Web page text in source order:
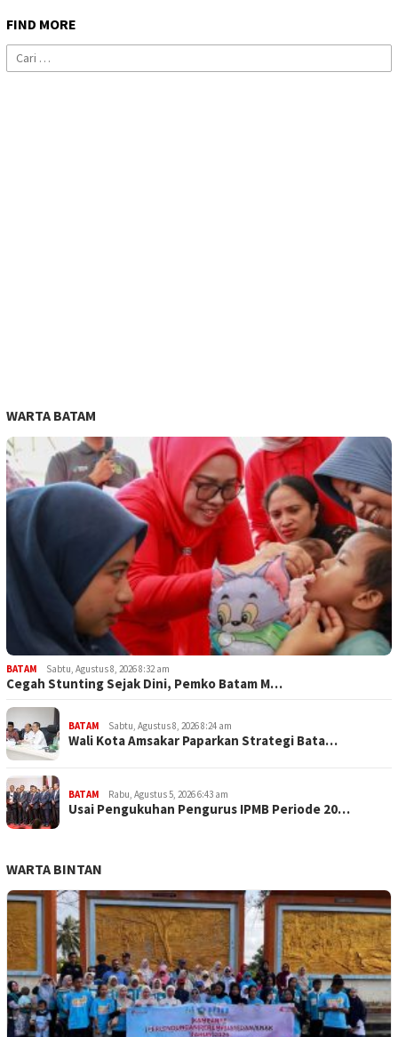
FIND MORE
Cari
untuk:
WARTA BATAM
BATAM Sabtu, Agustus 8, 2026 8:32 am
Cegah Stunting Sejak Dini, Pemko Batam M…
BATAM Sabtu, Agustus 8, 2026 8:24 am
Wali Kota Amsakar Paparkan Strategi Bata…
BATAM Rabu, Agustus 5, 2026 6:43 am
Usai Pengukuhan Pengurus IPMB Periode 20…
WARTA BINTAN